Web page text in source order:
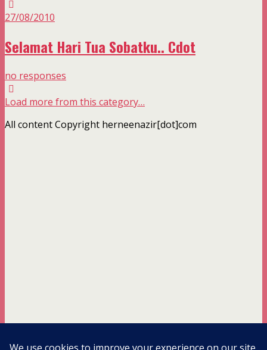
27/08/2010
Selamat Hari Tua Sobatku.. Cdot
no responses
Load more from this category…
All content Copyright herneenazir[dot]com